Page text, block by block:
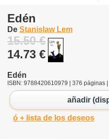
Edén
De Stanislaw Lem
15.50 €
14.73 €
Edén
ISBN: 9788420610979 | 376 páginas
añadir
ó + lista de los deseos